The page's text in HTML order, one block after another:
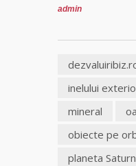
admin
inelului
mineral
obiecte pe
planeta Saturn